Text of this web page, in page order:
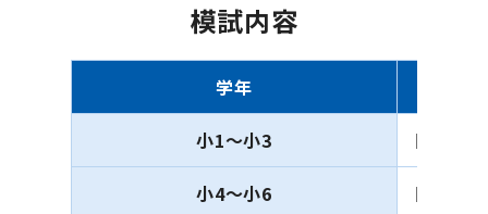
模試内容
学年
小1〜小3 国語・
小4〜小6 国語・